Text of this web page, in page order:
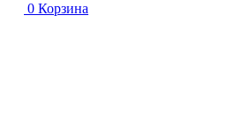
0 Корзина